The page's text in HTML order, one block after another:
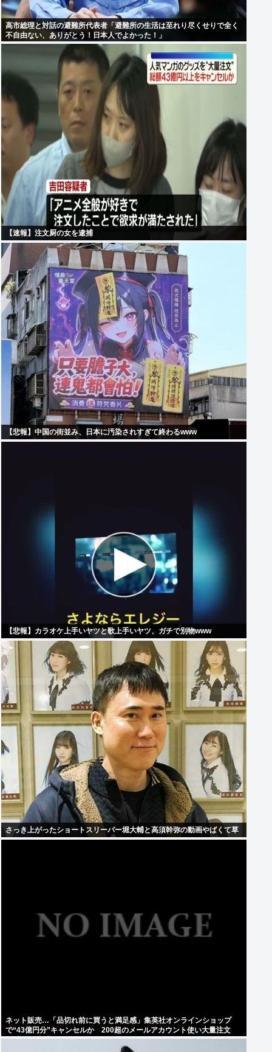
高市総理と対話の避難所代表者「避難所の生活は至れり尽くせりで全く
不自由ない、ありがとう！日本人でよかった！」
【速報】注文厨の女を逮捕
【悲報】中国の街並み、日本に汚染されすぎて終わるwww
【悲報】カラオケ上手いヤツと歌上手いヤツ、ガチで別物www
さっき上がったショートスリーパー堀大輔と高須幹弥の動画やばくて草
ネット販売…「品切れ前に買うと満足感」集英社オンラインショップ
で“43億円分”キャンセルか 200超のメールアカウント使い大量注文
32歳女を逮捕 [8/6]